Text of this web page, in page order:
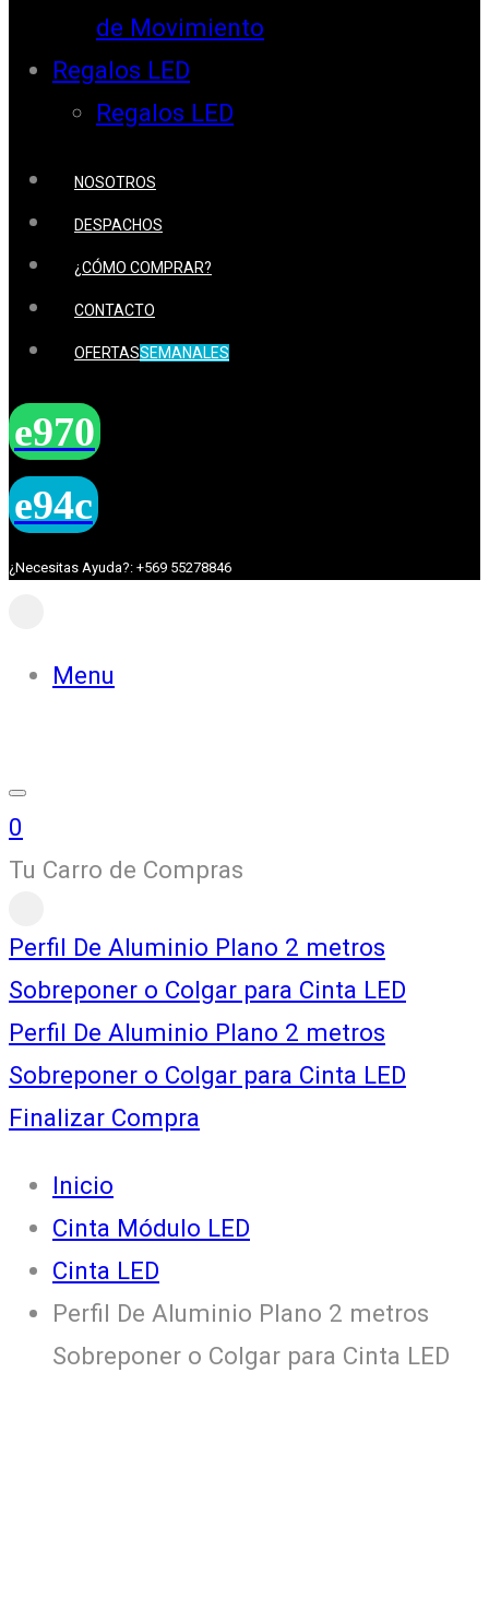
de Movimiento
Regalos LED
Regalos LED
NOSOTROS
DESPACHOS
¿CÓMO COMPRAR?
CONTACTO
OFERTASSEMANALES
¿Necesitas Ayuda?: +569 55278846
Menu
0
Tu Carro de Compras
Perfil De Aluminio Plano 2 metros
Sobreponer o Colgar para Cinta LED
Perfil De Aluminio Plano 2 metros
Sobreponer o Colgar para Cinta LED
Finalizar Compra
Inicio
Cinta Módulo LED
Cinta LED
Perfil De Aluminio Plano 2 metros
Sobreponer o Colgar para Cinta LED